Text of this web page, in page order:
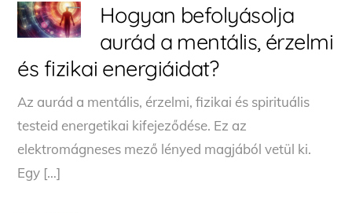
Hogyan befolyásolja
aurád a mentális, érzelmi
és fizikai energiáidat?
Az aurád a mentális, érzelmi, fizikai és spirituális
testeid energetikai kifejeződése. Ez az
elektromágneses mező lényed magjából vetül ki.
Egy […]